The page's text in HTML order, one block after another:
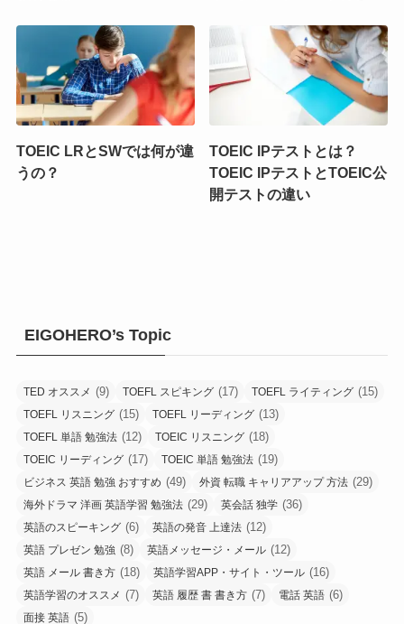
TOEIC LRとSWでは何が違
うの？
TOEIC IPテストとは？
TOEIC IPテストとTOEIC公
開テストの違い
EIGOHERO’s Topic
TED オススメ (9) TOEFL スピキング (17) TOEFL ライティング (15)
TOEFL リスニング (15) TOEFL リーディング (13)
TOEFL 単語 勉強法 (12) TOEIC リスニング (18)
TOEIC リーディング (17) TOEIC 単語 勉強法 (19)
ビジネス 英語 勉強 おすすめ (49) 外資 転職 キャリアアップ 方法 (29)
海外ドラマ 洋画 英語学習 勉強法 (29) 英会話 独学 (36)
英語のスピーキング (6) 英語の発音 上達法 (12)
英語 プレゼン 勉強 (8) 英語メッセージ・メール (12)
英語 メール 書き方 (18) 英語学習APP・サイト・ツール (16)
英語学習のオススメ (7) 英語 履歴 書 書き方 (7) 電話 英語 (6)
面接 英語 (5)